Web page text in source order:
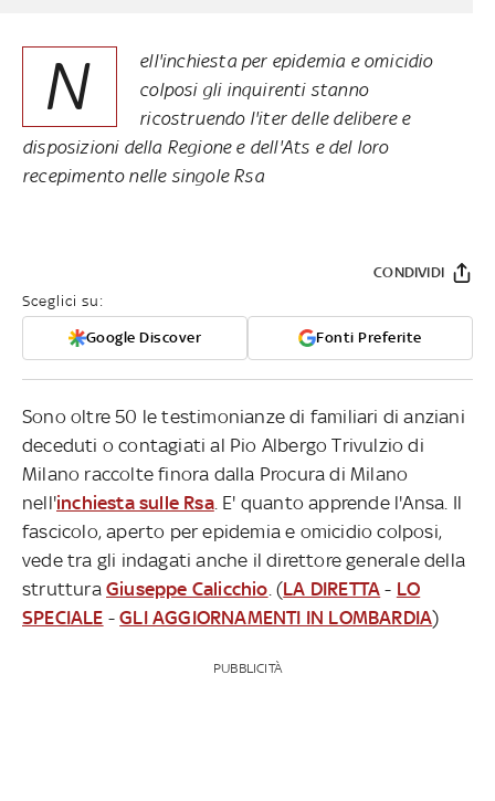
N
ell'inchiesta per epidemia e omicidio
colposi gli inquirenti stanno
ricostruendo l'iter delle delibere e
disposizioni della Regione e dell'Ats e del loro
recepimento nelle singole Rsa
Sceglici su:
Google Discover Fonti Preferite
CONDIVIDI
Sono oltre 50 le testimonianze di familiari di anziani
deceduti o contagiati al Pio Albergo Trivulzio di
Milano raccolte finora dalla Procura di Milano
nell'inchiesta sulle Rsa. E' quanto apprende l'Ansa. Il
fascicolo, aperto per epidemia e omicidio colposi,
vede tra gli indagati anche il direttore generale della
struttura Giuseppe Calicchio . (LA DIRETTA - LO
SPECIALE -GLI AGGIORNAMENTI IN LOMBARDIA)
PUBBLICITÀ